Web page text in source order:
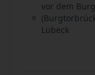
vor dem
Lübeck